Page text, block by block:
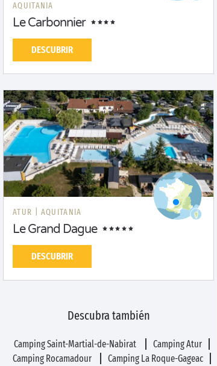
AQUITANIA
Le Carbonnier
DESCUBRIR
ATUR | AQUITANIA
Le Grand Dague
DESCUBRIR
Descubra también
Camping Saint-Martial-de-Nabirat
Camping Atur
Camping Rocamadour
Camping La Roque-Gageac